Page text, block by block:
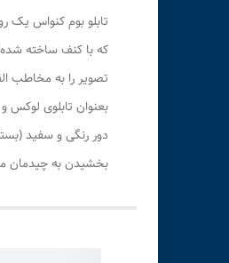
تابلو بوم کنواس یک
که با کنف ساخته
تصویر را به مخاطب
بعنوان تابلوی لوکس
دور رنگی و سفید
بخشیدن به چیدمان